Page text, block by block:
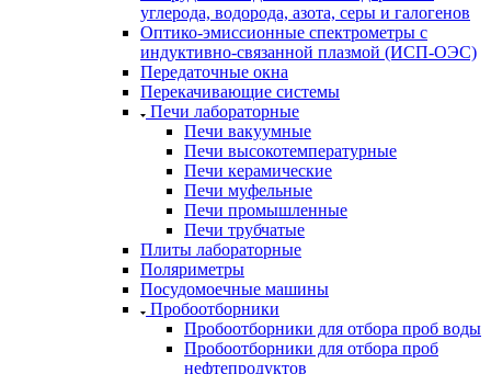
углерода, водорода, азота, серы и галогенов
Оптико-эмиссионные спектрометры с
индуктивно-связанной плазмой (ИСП-ОЭС)
Передаточные окна
Перекачивающие системы
Печи лабораторные
Печи вакуумные
Печи высокотемпературные
Печи керамические
Печи муфельные
Печи промышленные
Печи трубчатые
Плиты лабораторные
Поляриметры
Посудомоечные машины
Пробоотборники
Пробоотборники для отбора проб воды
Пробоотборники для отбора проб
нефтепродуктов